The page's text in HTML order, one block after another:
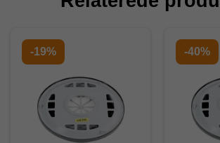
-19% -40%